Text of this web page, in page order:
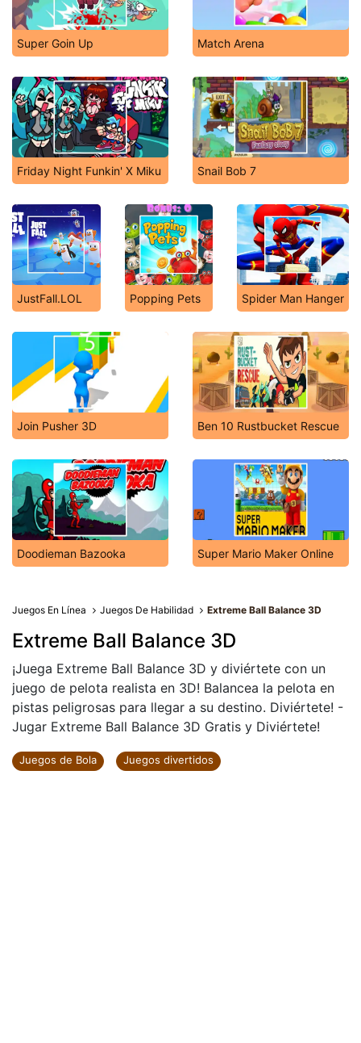
Super Goin Up Match Arena
Friday Night Funkin' X Miku Snail Bob 7
JustFall.LOL Popping Pets Spider Man Hanger
Join Pusher 3D Ben 10 Rustbucket Rescue
Doodieman Bazooka Super Mario Maker Online
Juegos En Línea Juegos De Habilidad Extreme Ball Balance 3D
Extreme Ball Balance 3D
¡Juega Extreme Ball Balance 3D y diviértete con un
juego de pelota realista en 3D! Balancea la pelota en
pistas peligrosas para llegar a su destino. Diviértete! -
Jugar Extreme Ball Balance 3D Gratis y Diviértete!
Juegos de Bola Juegos divertidos